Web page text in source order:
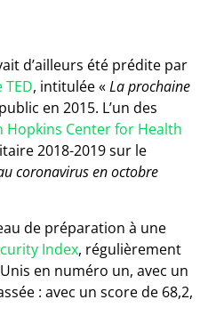
d’ailleurs été prédite par
, intitulée «La prochaine
en 2015. L’un des
Hopkins Center for Health
2018-2019 sur le
coronavirus en octobre
de préparation à une
Index, régulièrement
en numéro un, avec un
: avec un score de 68,2,